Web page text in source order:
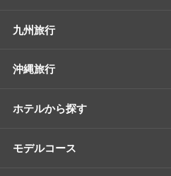
九州旅行
沖縄旅行
ホテルから探す
モデルコース